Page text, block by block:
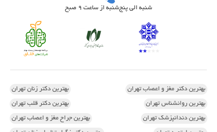
شنبه الی پنج‌شنبه از ساعت 9 صبح
بهترین دکتر مغز و اعصاب تهران بهترین دکتر زنان تهران
بهترین روانشناس تهران بهترین دکتر قلب تهران
بهترین دندانپزشک تهران بهترین جراح مغز و اعصاب تهران